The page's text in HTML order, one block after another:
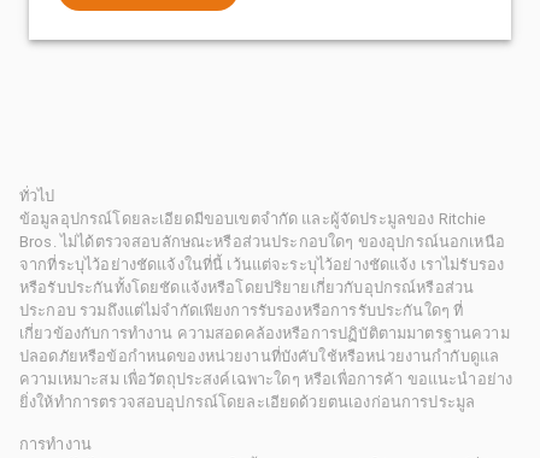
ทั่วไป
ข้อมูลอุปกรณ์โดยละเอียดมีขอบเขตจำกัด และผู้จัดประมูลของ Ritchie
Bros. ไม่ได้ตรวจสอบลักษณะหรือส่วนประกอบใดๆ ของอุปกรณ์นอกเหนือ
จากที่ระบุไว้อย่างชัดแจ้งในที่นี้ เว้นแต่จะระบุไว้อย่างชัดแจ้ง เราไม่รับรอง
หรือรับประกันทั้งโดยชัดแจ้งหรือโดยปริยายเกี่ยวกับอุปกรณ์หรือส่วน
ประกอบ รวมถึงแต่ไม่จำกัดเพียงการรับรองหรือการรับประกันใดๆ ที่
เกี่ยวข้องกับการทำงาน ความสอดคล้องหรือการปฏิบัติตามมาตรฐานความ
ปลอดภัยหรือข้อกำหนดของหน่วยงานที่บังคับใช้หรือหน่วยงานกำกับดูแล
ความเหมาะสม เพื่อวัตถุประสงค์เฉพาะใดๆ หรือเพื่อการค้า ขอแนะนำอย่าง
ยิ่งให้ทำการตรวจสอบอุปกรณ์โดยละเอียดด้วยตนเองก่อนการประมูล
การทำงาน